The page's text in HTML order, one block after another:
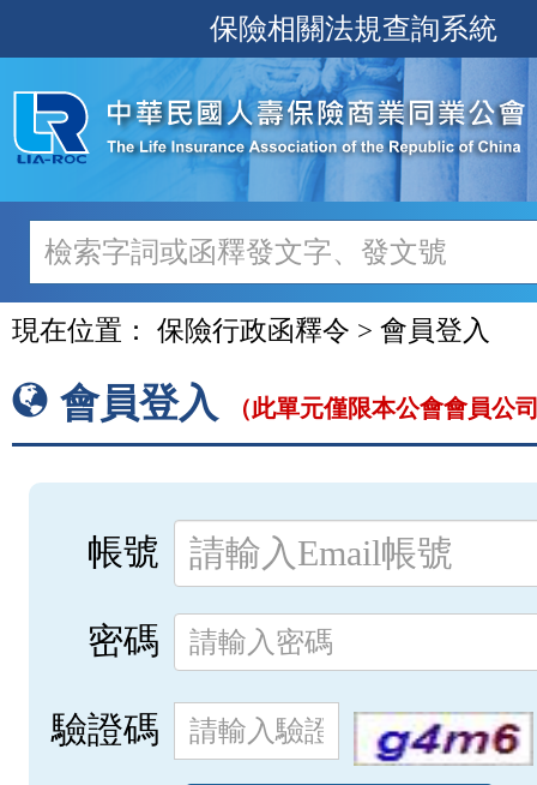
至
主
內
容
保險相關法規查詢系統
現在位置： 保險行政函釋令 > 會員登入
會員登入 （此單元僅限本公會會員公
帳號
密碼
驗證碼